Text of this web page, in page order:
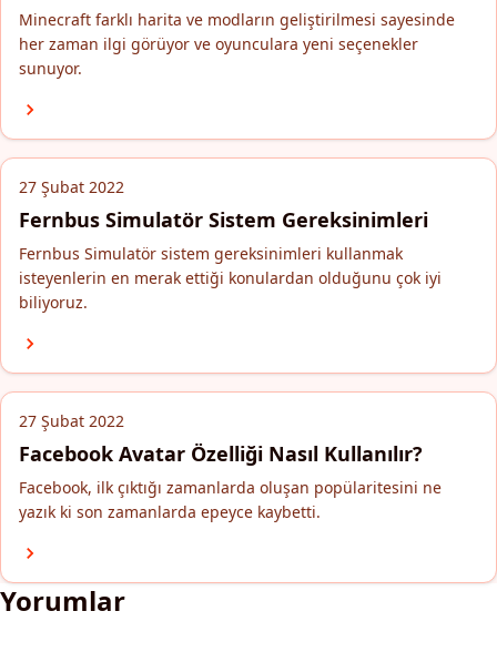
Minecraft farklı harita ve modların geliştirilmesi sayesinde
her zaman ilgi görüyor ve oyunculara yeni seçenekler
sunuyor.
27 Şubat 2022
Fernbus Simulatör Sistem Gereksinimleri
Fernbus Simulatör sistem gereksinimleri kullanmak
isteyenlerin en merak ettiği konulardan olduğunu çok iyi
biliyoruz.
27 Şubat 2022
Facebook Avatar Özelliği Nasıl Kullanılır?
Facebook, ilk çıktığı zamanlarda oluşan popülaritesini ne
yazık ki son zamanlarda epeyce kaybetti.
Yorumlar